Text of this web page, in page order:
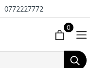
0772227772
0